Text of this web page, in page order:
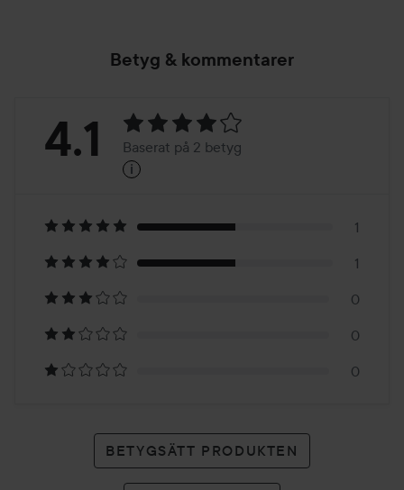
Betyg & kommentarer
Betyg:
Baserat
på
2
betyg
4.1 Baserat på 2 betyg
i
1
1
0
0
0
BETYGSÄTT PRODUKTEN